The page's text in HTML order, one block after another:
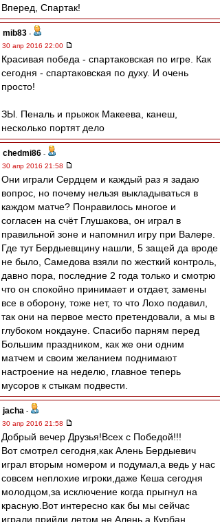
Вперед, Спартак!
mib83 -
30 апр 2016 22:00
Красивая победа - спартаковская по игре. Как
сегодня - спартаковская по духу. И очень
просто!
ЗЫ. Пеналь и прыжок Макеева, канеш,
несколько портят дело
chedmi86 -
30 апр 2016 21:58
Они играли Сердцем и каждый раз я задаю
вопрос, но почему нельзя выкладываться в
каждом матче? Понравилось многое и
согласен на счёт Глушакова, он играл в
правильной зоне и напомнил игру при Валере.
Где тут Бердыевщину нашли, 5 защей да вроде
не было, Самедова взяли по жесткий контроль,
давно пора, последние 2 года только и смотрю
что он спокойно принимает и отдает, замены
все в оборону, тоже нет, то что Лохо подавил,
так они на первое место претендовали, а мы в
глубоком нокдауне. Спасибо парням перед
Большим праздником, как же они одним
матчем и своим желанием поднимают
настроение на неделю, главное теперь
мусоров к стыкам подвести.
jacha -
30 апр 2016 21:58
Добрый вечер Друзья!Всех с Победой!!!
Вот смотрел сегодня,как Алень Бердыевич
играл вторым номером и подумал,а ведь у нас
совсем неплохие игроки,даже Кеша сегодня
молодцом,за исключение когда прыгнул на
красную.Вот интересно как бы мы сейчас
играли прийди летом не Алень,а Курбан